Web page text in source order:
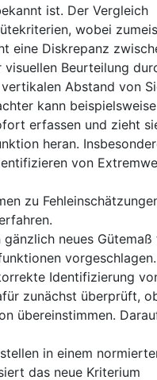
ist. Der Vergleich
wobei
eine Diskrepanz
visuellen Beurteilung
Abstand von
kann beispielsweise
erfassen und zieht
heran.
von
zu
neues Gütemaß
Identifizierung
zunächst überprüft,
übereinstimmen.
in einem
das neue Kriterium